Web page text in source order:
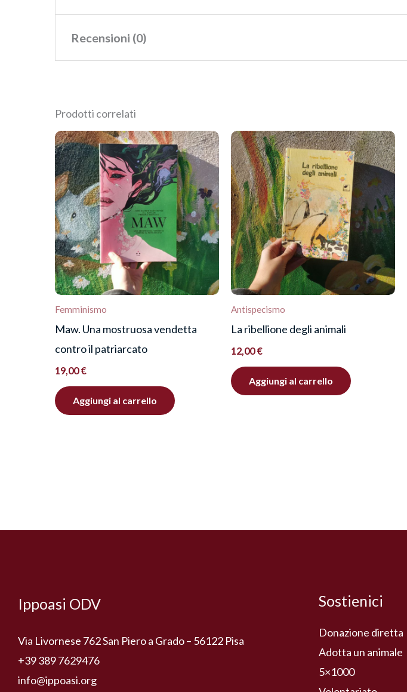
Peso
Recensioni (0)
Recensisci per primo “Mi piacciono gli incubi”
Devieffettuare l’accessoper pubblicare una recensione.
Prodotti correlati
Femminismo
Maw. Una mostruosa vendetta
contro il patriarcato
19,00€
Aggiungi al carrello
Antispecismo
La ribellione degli animali
12,00€
Aggiungi al carrello
Ippoasi ODV
Via Livornese 762 San Piero a Grado – 56122 Pisa
+39 389 7629476
info@ippoasi.org
Sostienici
Donazione diretta
Adotta un animale
5×1000